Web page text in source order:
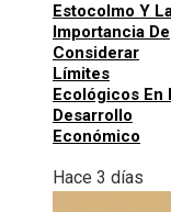
Estocolmo Y
Importancia De
Considerar
Límites
Ecológicos En
Desarrollo
Económico
Hace 3 días